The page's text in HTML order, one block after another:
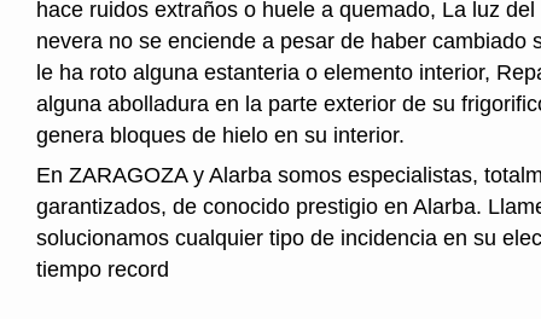
hace ruidos extraños o huele a quemado, La luz
nevera no se enciende a pesar de haber cambiado
le ha roto alguna estanteria o elemento interior,
alguna abolladura en la parte exterior de su
genera bloques de hielo en su interior.
En ZARAGOZA y Alarba somos especialistas,
garantizados, de conocido prestigio en Alarba.
solucionamos cualquier tipo de incidencia en su
tiempo record